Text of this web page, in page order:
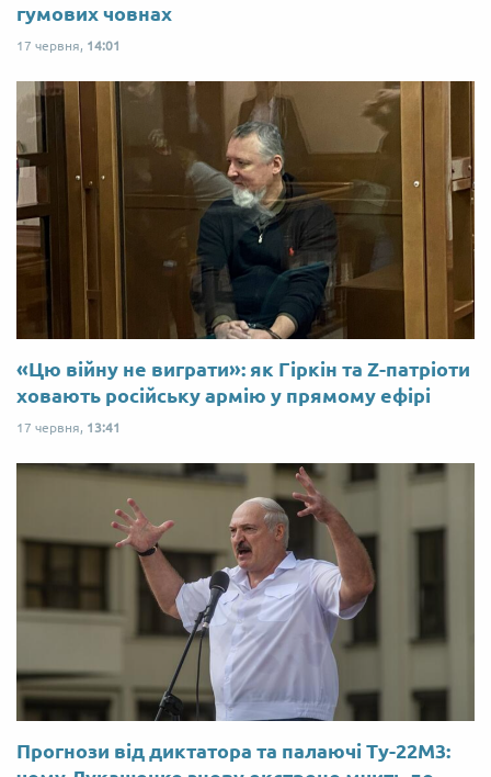
гумових човнах
17 червня, 14:01
«Цю війну не виграти»: як Гіркін та Z-патріоти
ховають російську армію у прямому ефірі
17 червня, 13:41
Прогнози від диктатора та палаючі Ту-22М3: